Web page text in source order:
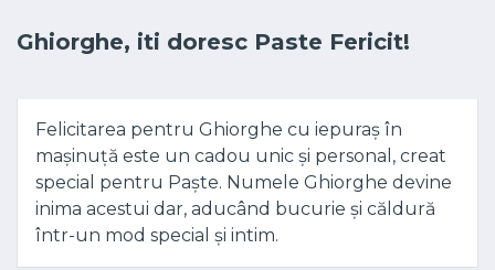
Ghiorghe, iti doresc Paste Fericit!
Felicitarea pentru Ghiorghe cu iepuraș în
mașinuță este un cadou unic și personal, creat
special pentru Paște. Numele Ghiorghe devine
inima acestui dar, aducând bucurie și căldură
într-un mod special și intim.